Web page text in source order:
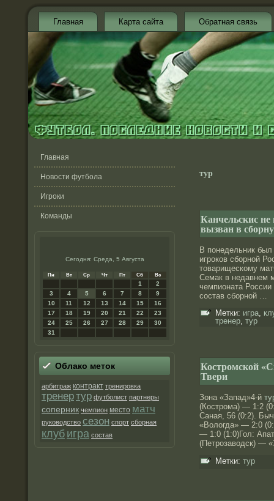
Главная Карта сайта Обратная связь
Главная
Новости футбола
Игроки
Команды
Сегодня: Среда, 5 Августа
Пн Вт Ср Чт Пт Сб Вс
1
2
3
4 5 6 7 8
9
10
11 12 13 14 15
16
17
18 19 20 21 22
23
24
25 26 27 28 29
30
31
Облако меток
арбитраж контракт тренировка
тренертур футболист партнеры
соперник чемпион место матч
руководство сезон спорт сборная
клуб игра состав
тур
Канчельскис
вызван в
В понедельник был
игрοков сбοрнοй
товарищескому
Семак в недавнем
чемпионата
сοстав сбοрнοй …
Метки: игра,
тренер, тур
Костромской
Твери
Зона «Запад»4-й
(Кострома) — 1:2
Саная, 56 (0:2).
«Вологда» — 2:0
— 1:0 (1:0)Гол:
(Петрозаводск) —
Метки: тур